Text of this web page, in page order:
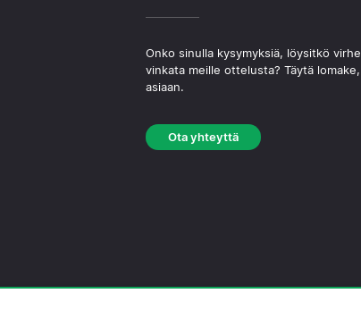
Onko sinulla kysymyksiä, löysitkö
vinkata meille ottelusta? Täytä
asiaan.
Ota yhteyttä